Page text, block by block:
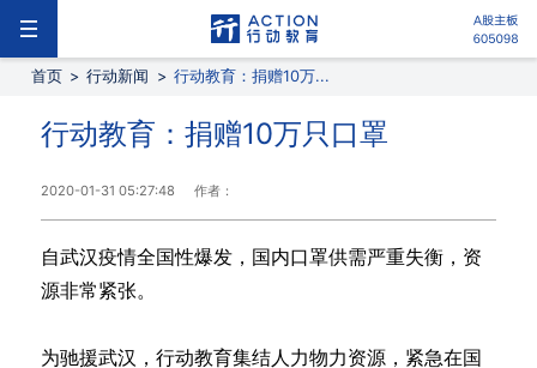
首页 > 行动新闻 > 行动教育：捐赠10万...
行动教育：捐赠10万只口罩
2020-01-31 05:27:48 作者：
自武汉疫情全国性爆发，国内口罩供需严重失衡，资
源非常紧张。
为驰援武汉，行动教育集结人力物力资源，紧急在国